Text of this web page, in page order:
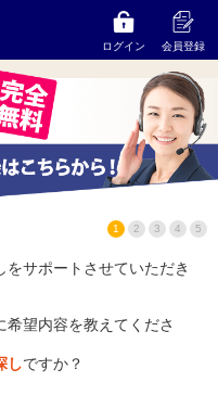
ログイン
会員登録
しならコンサルタント
1 2 3 4 5
をサポートさせていただき
望内容を教えてくださ
しですか？